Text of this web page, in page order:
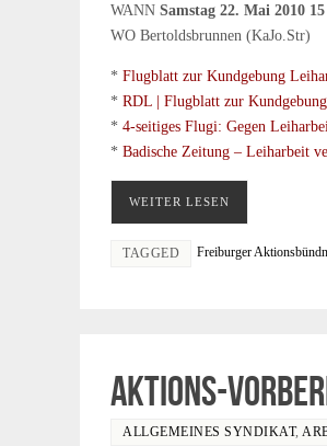
WANN Samstag 22. Mai 2010
WO Bertoldsbrunnen (KaJo.Str)
* Flugblatt zur Kundgebung
* RDL | Flugblatt zur
* 4-seitiges Flugi: Gegen
* Badische Zeitung – Leiharbeit
WEITER LESEN
TAGGED Freiburger
Aktions-
ALLGEMEINES SYNDIKAT,